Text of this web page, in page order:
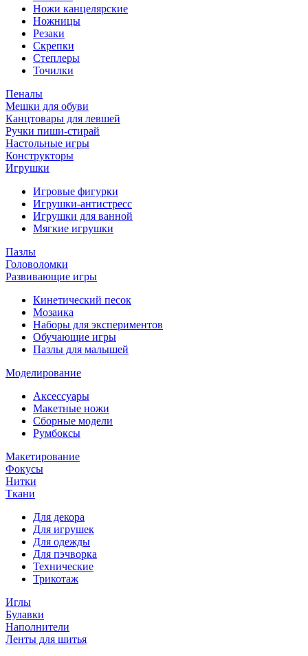
Ножи канцелярские
Ножницы
Резаки
Скрепки
Степлеры
Точилки
Пеналы
Мешки для обуви
Канцтовары для левшей
Ручки пиши-стирай
Настольные игры
Конструкторы
Игрушки
Игровые фигурки
Игрушки-антистресс
Игрушки для ванной
Мягкие игрушки
Пазлы
Головоломки
Развивающие игры
Кинетический песок
Мозаика
Наборы для экспериментов
Обучающие игры
Пазлы для малышей
Моделирование
Аксессуары
Макетные ножи
Сборные модели
Румбоксы
Макетирование
Фокусы
Нитки
Ткани
Для декора
Для игрушек
Для одежды
Для пэчворка
Технические
Трикотаж
Иглы
Булавки
Наполнители
Ленты для шитья